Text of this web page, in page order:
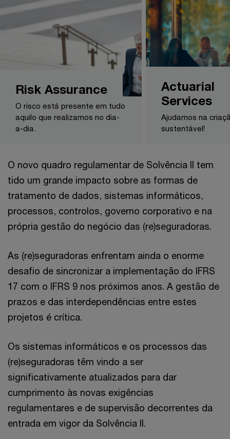
Risk Assurance
O risco está presente em tudo
aquilo que realizamos no dia-
a-dia.
Actuarial
Services
Ajudamos na
sustentável!
O novo quadro regulamentar de Solvência II tem
tido um grande impacto sobre as formas de
tratamento de dados, sistemas informáticos,
processos, controlos, governo corporativo e na
própria gestão do negócio das (re)seguradoras.
As (re)seguradoras enfrentam ainda o enorme
desafio de sincronizar a implementação do IFRS
17 com o IFRS 9 nos próximos anos. A gestão de
prazos e das interdependências entre estes
projetos é crítica.
Os sistemas informáticos e os processos das
(re)seguradoras têm vindo a ser
significativamente atualizados para dar
cumprimento às novas exigências
regulamentares e de supervisão decorrentes da
entrada em vigor da Solvência II.